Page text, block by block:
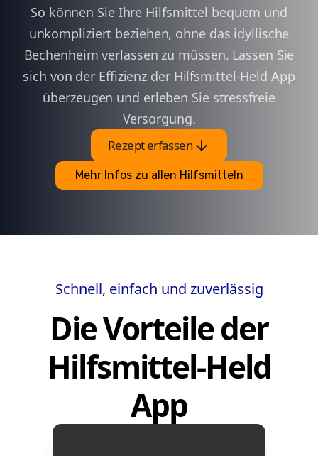
So können Sie Ihre Hilfsmittel bequem und
unkompliziert beziehen, ohne das idyllische
Bechenheim verlassen zu müssen. Lassen Sie
sich von der Effizienz der Hilfsmittel-Held App
überzeugen und erleben Sie stressfreie
Versorgung.
Rezept erfassenarrow_downward
Mehr Infos zu allen Hilfsmitteln
Schnell, einfach und zuverlässig
Die Vorteile der
Hilfsmittel-Held
App